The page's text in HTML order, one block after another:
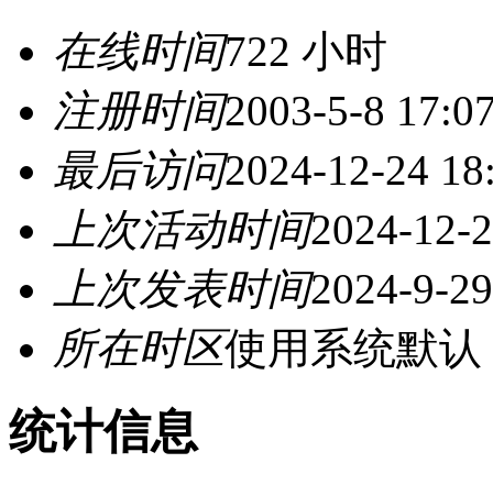
在线时间722 小时
注册时间2003-5-8
最后访问2024-12-24
上次活动时间2024-12-
上次发表时间2024-9-
所在时区使用系统默认
统计信息